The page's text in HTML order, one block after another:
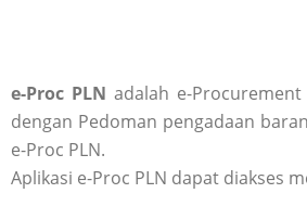
e-Proc PLN adalah e-
dengan Pedoman pengadaan
e-Proc PLN.
Aplikasi e-Proc PLN dapat diakses